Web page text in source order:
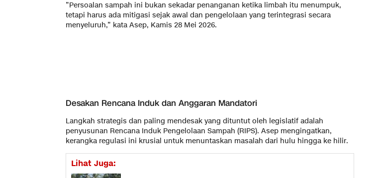
​”Persoalan sampah ini bukan sekadar penanganan ketika limbah itu menumpuk,
tetapi harus ada mitigasi sejak awal dan pengelolaan yang terintegrasi secara
menyeluruh,” kata Asep, Kamis 28 Mei 2026.
​Desakan Rencana Induk dan Anggaran Mandatori
​Langkah strategis dan paling mendesak yang dituntut oleh legislatif adalah
penyusunan Rencana Induk Pengelolaan Sampah (RIPS). Asep mengingatkan,
kerangka regulasi ini krusial untuk menuntaskan masalah dari hulu hingga ke hilir.
Lihat Juga: